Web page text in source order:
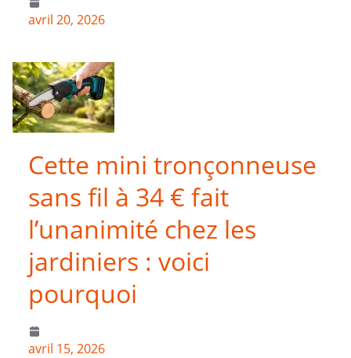
avril 20, 2026
Cette mini tronçonneuse
sans fil à 34 € fait
l’unanimité chez les
jardiniers : voici
pourquoi
avril 15, 2026